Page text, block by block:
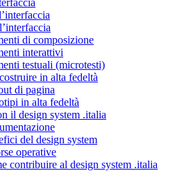
di composizione
interattivi
testuali (microtesti)
in alta fedeltà
di pagina
in alta fedeltà
il design system .italia
del design system
operative
contribuire al design system .italia